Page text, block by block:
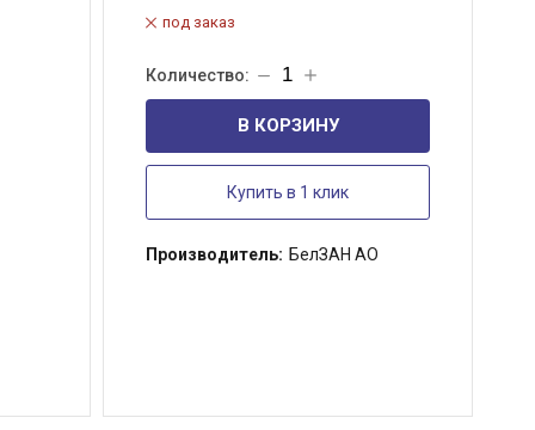
под заказ
В КОРЗИНУ
Купить в 1 клик
Производитель: БелЗАН АО